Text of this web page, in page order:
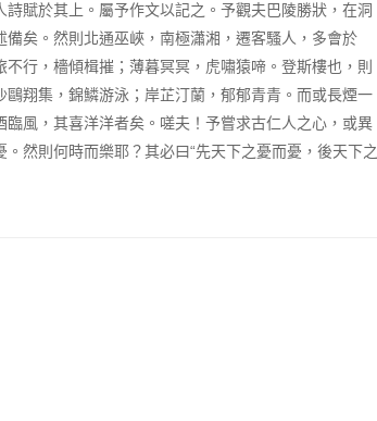
賦於其上。屬予作文以記之。予觀夫巴陵勝狀，在洞
矣。然則北通巫峽，南極瀟湘，遷客騷人，多會於
行，檣傾楫摧；薄暮冥冥，虎嘯猿啼。登斯樓也，則
翔集，錦鱗游泳；岸芷汀蘭，郁郁青青。而或長煙一
風，其喜洋洋者矣。嗟夫！予嘗求古仁人之心，或異
然則何時而樂耶？其必曰“先天下之憂而憂，後天下之